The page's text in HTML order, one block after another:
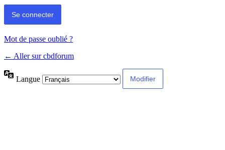
Mot de passe oublié ?
← Aller sur cbdforum
Langue